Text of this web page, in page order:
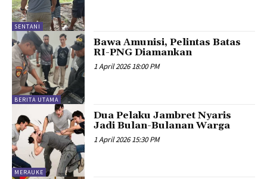
SENTANI
BERITA UTAMA
Bawa Amunisi, Pelintas Batas
RI-PNG Diamankan
1 April 2026 18:00 PM
MERAUKE
Dua Pelaku Jambret Nyaris
Jadi Bulan-Bulanan Warga
1 April 2026 15:30 PM